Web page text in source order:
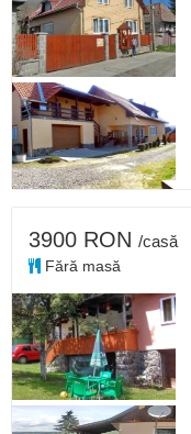
3900 RON /casă
Fără masă